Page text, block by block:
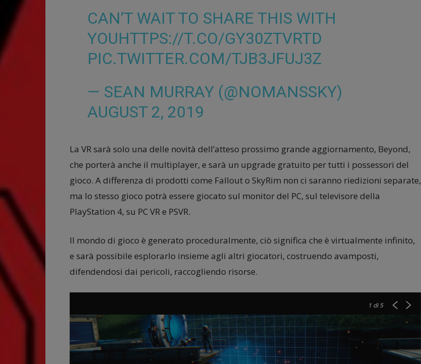
CAN’T WAIT TO SHARE THIS WITH
YOUHTTPS://T.CO/GY30ZTVRTD
PIC.TWITTER.COM/TJB3JFUJ3Z
— SEAN MURRAY (@NOMANSSKY)
AUGUST 2, 2019
La VR sarà solo una delle novità dell’atteso prossimo grande aggiornamento, Beyond,
che porterà anche il multiplayer, e sarà un upgrade gratuito per tutti i possessori del
gioco. A differenza di prodotti come Fallout o SkyRim non ci saranno riedizioni separate,
ma lo stesso gioco potrà essere giocato sul monitor del PC, sul televisore della
PlayStation 4, su PC VR e PSVR.
Il mondo di gioco è generato proceduralmente, ciò significa che è virtualmente infinito,
e sarà possibile esplorarlo insieme agli altri giocatori, costruendo avamposti,
difendendosi dai pericoli, raccogliendo risorse.
1 di 5